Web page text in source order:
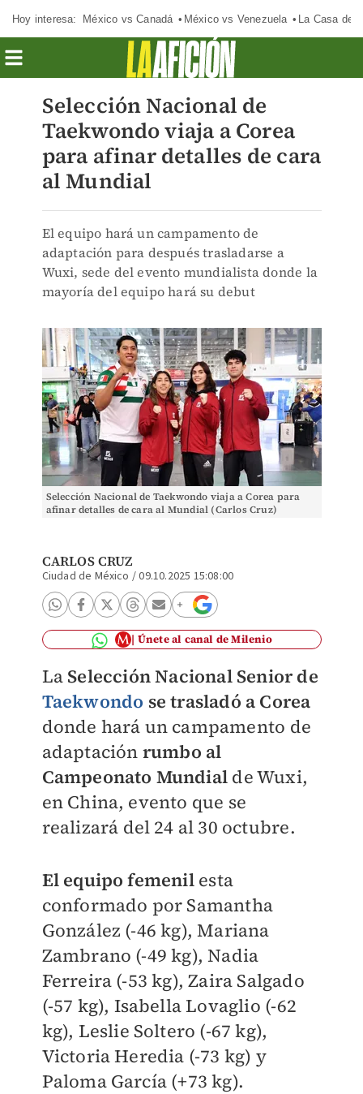
Hoy interesa: México vs Canadá México vs Venezuela La Casa de
Selección Nacional de
Taekwondo viaja a Corea
para afinar detalles de cara
al Mundial
El equipo hará un campamento de
adaptación para después trasladarse a
Wuxi, sede del evento mundialista donde la
mayoría del equipo hará su debut
Selección Nacional de Taekwondo viaja a Corea para
afinar detalles de cara al Mundial (Carlos Cruz)
CARLOS CRUZ
Ciudad de México /09.10.2025 15:08:00
Únete al canal de Milenio
La Selección Nacional Senior de
Taekwondo se trasladó a Corea
donde hará un campamento de
adaptación rumbo al
Campeonato Mundial de Wuxi,
en China, evento que se
realizará del 24 al 30 octubre.
El equipo femenilesta
conformado por Samantha
González (-46 kg), Mariana
Zambrano (-49 kg), Nadia
Ferreira (-53 kg), Zaira Salgado
(-57 kg), Isabella Lovaglio (-62
kg), Leslie Soltero (-67 kg),
Victoria Heredia (-73 kg) y
Paloma García (+73 kg).